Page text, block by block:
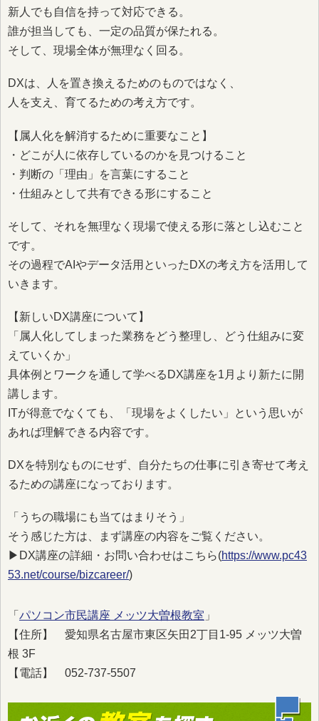
新人でも自信を持って対応できる。
誰が担当しても、一定の品質が保たれる。
そして、現場全体が無理なく回る。
DXは、人を置き換えるためのものではなく、
人を支え、育てるための考え方です。
【属人化を解消するために重要なこと】
・どこが人に依存しているのかを見つけること
・判断の「理由」を言葉にすること
・仕組みとして共有できる形にすること
そして、それを無理なく現場で使える形に落とし込むこと
です。
その過程でAIやデータ活用といったDXの考え方を活用して
いきます。
【新しいDX講座について】
「属人化してしまった業務をどう整理し、どう仕組みに変
えていくか」
具体例とワークを通して学べるDX講座を1月より新たに開
講します。
ITが得意でなくても、「現場をよくしたい」という思いが
あれば理解できる内容です。
DXを特別なものにせず、自分たちの仕事に引き寄せて考え
るための講座になっております。
「うちの職場にも当てはまりそう」
そう感じた方は、まず講座の内容をご覧ください。
▶︎DX講座の詳細・お問い合わせはこちら(https://www.pc43
53.net/course/bizcareer/)
「 パソコン市民講座 メッツ大曽根教室 」
【住所】 愛知県名古屋市東区矢田2丁目1-95 メッツ大曽
根 3F
【電話】 052-737-5507